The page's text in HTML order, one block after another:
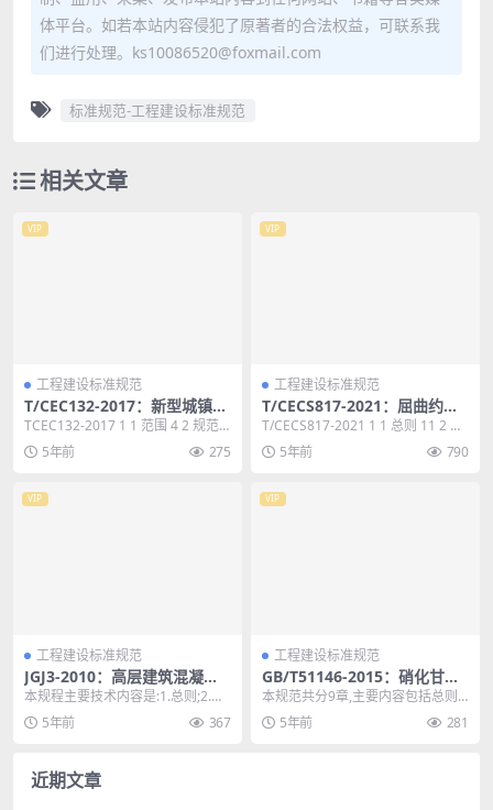
体平台。如若本站内容侵犯了原著者的合法权益，可联系我
们进行处理。ks10086520@foxmail.com
标准规范-工程建设标准规范
相关文章
VIP
工程建设标准规范
T/CEC132-2017：新型城镇化
配电建设改造成效评价技术规
范
TCEC132-2017 1 1 范围 4 2 规范
性引用文件 4 3 术语和定...
5年前 275
VIP
工程建设标准规范
T/CECS817-2021：屈曲约束
支承应用技术规程
T/CECS817-2021 1 1 总则 11 2 术
语及符号 12 2.1 ...
5年前 790
VIP
工程建设标准规范
JGJ3-2010：高层建筑混凝土
结构技术规程
本规程主要技术内容是:1.总则;2.术
语和符号;3.结构设计基本规定;4.荷
载和...5年前 367
VIP
工程建设标准规范
GB/T51146-2015：硝化甘油
生产废水处理设施技术规范
本规范共分9章,主要内容包括总则,
术语,设计水量、水质,废水处理,二
次污染控制措...
5年前 281
近期文章